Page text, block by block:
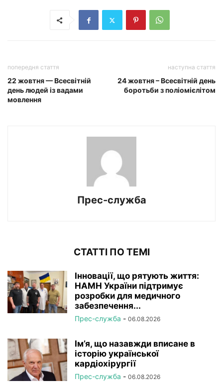
попередня стаття
22 жовтня — Всесвітній
день людей із вадами
мовлення
наступна стаття
24 жовтня – Всесвітній день
боротьби з поліомієлітом
Прес-служба
СТАТТІ ПО ТЕМІ
Інновації, що рятують життя:
НАМН України підтримує
розробки для медичного
забезпечення...
Прес-служба - 06.08.2026
Ім’я, що назавжди вписане в
історію української
кардіохірургії
Прес-служба - 06.08.2026